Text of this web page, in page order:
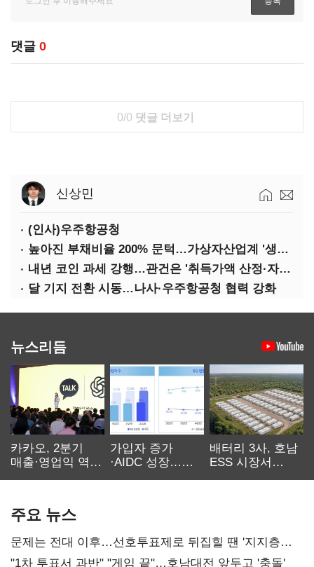
댓글 0
0/0 댓글 더보기
신상민
(인사)우주항공청
높아진 부채비율 200% 문턱…가상자산업계 '생존 시험대'
내년 코인 과세 강행…관건은 '취득가액 산정·자산 이동'
달 기지 전환 시동…나사·우주항공청 협력 강화
뉴스리듬
카카오, 2분기
매출·영업익 역대
가입자 증가
·AIDC 성장…
배터리 3사, 호남
ESS 시장서
주요 뉴스
문제는 전대 이후…선호투표제로 뒤집힐 땐 '지지층
불복'
"1차 투표서 과반" "게임 끝"…호남대전 앞두고 '충돌'